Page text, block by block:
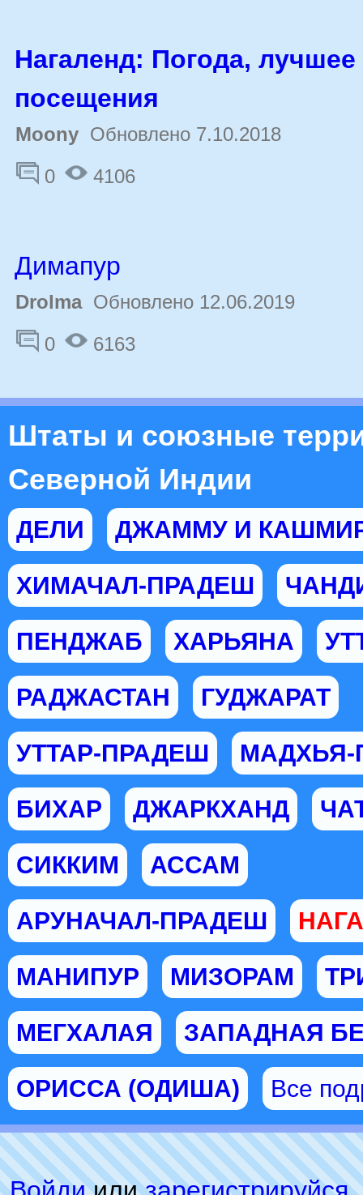
Нагаленд: Погода,
посещения
Moony Обновлено 7.10.2018
0
4106
Димапур
Drolma Обновлено 12.06.2019
0
6163
Штаты и союзные
Северной Индии
ДЕЛИ ДЖАММУ И
ХИМАЧАЛ-ПРАДЕШ
ПЕНДЖАБ ХАРЬЯНА
РАДЖАСТАН ГУДЖАРАТ
УТТАР-ПРАДЕШ
БИХАР ДЖАРКХАНД
СИККИМ АССАМ
АРУНАЧАЛ-ПРАДЕШ
МАНИПУР МИЗОРАМ
МЕГХАЛАЯ ЗАПАДНАЯ
ОРИССА (ОДИША) Все